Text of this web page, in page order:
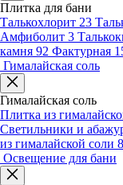
Плитка для бани
Талькохлорит 23
Амфиболит 3
камня 92 Фактурная
Гималайская соль
Гималайская соль
Плитка из
Светильники и
из гималайской соли 8
Освещение для бани